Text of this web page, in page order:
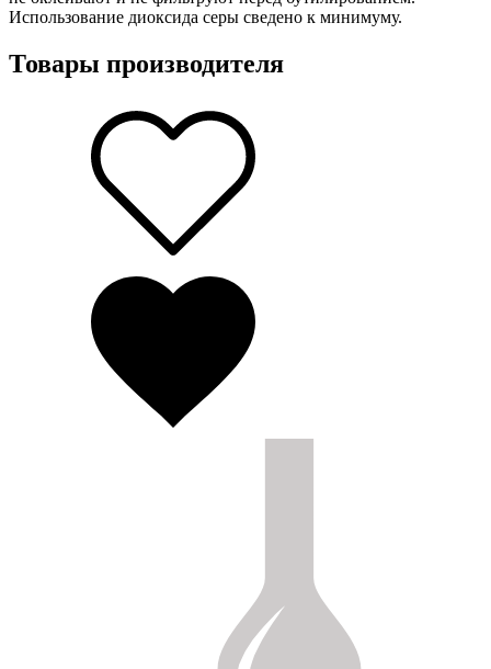
Использование диоксида серы сведено к минимуму.
Товары производителя